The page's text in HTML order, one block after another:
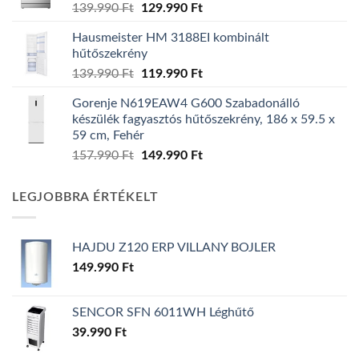
139.990Ft
Original
was:
139.990 Ft.
129.990 FtCurrent
is:
Hausmeister HM 3188EI kombinált
hűtőszekrény
139.990Ft
Original
was:
139.990 Ft.
119.990 FtCurrent
is:
119.990 Ft.
Gorenje N619EAW4 G600 Szabadonálló
készülék fagyasztós hűtőszekrény, 186 x 59.5 x
59 cm, Fehér
157.990Ft
Original
157.990 Ft.
149.990 FtCurrent
LEGJOBBRA ÉRTÉKELT
HAJDU Z120 ERP VILLANY BOJLER
149.990 Ft
SENCOR SFN 6011WH Léghűtő
39.990 Ft